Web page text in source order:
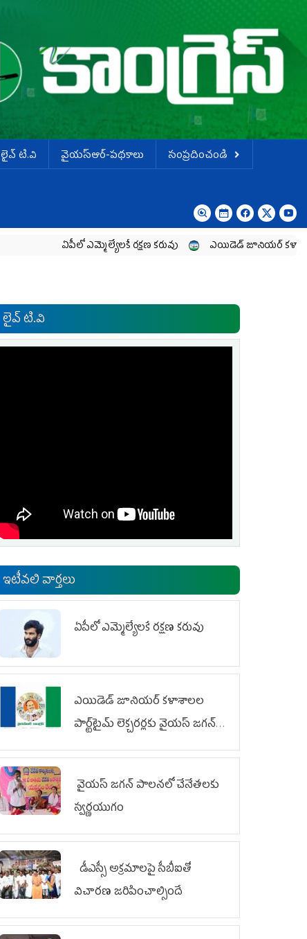
లైవ్ టి.వి వైయస్ఆర్-పథకాలు
సంప్రదించండి
ఏపీలో ఎమ్మెల్యేల‌కే ర‌క్ష‌ణ క‌రువు ఎయిడెడ్‌ జూనియర్‌ కళాశాలల పార్ట్‌టైమ్‌
లైవ్ టి.వి
ఇటీవలి వార్తలు
ఏపీలో ఎమ్మెల్యేల‌కే ర‌క్ష‌ణ క‌రువు
ఎయిడెడ్‌ జూనియర్‌ కళాశాలల
పార్ట్‌టైమ్‌ లెక్చరర్లకు వైయ‌స్ జగన్
భరోసా
వైయ‌స్ జగన్ పాలనలో చేనేతలకు
స్వర్ణయుగం
డీఎస్సీ అక్రమాలపై సీబీఐతో
విచారణ జరిపించాల్సిందే